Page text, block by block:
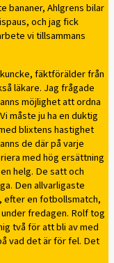
bananer, Ahlgrens bilar
och jag fick
vi tillsammans
fäktförälder från
läkare. Jag frågade
möjlighet att ordna
måste ju ha en duktig
blixtens hastighet
de där på varje
med hög ersättning
helg. De satt och
Den allvarligaste
efter en fotbollsmatch,
fredagen. Rolf tog
två för att bli av med
vad det är för fel. Det